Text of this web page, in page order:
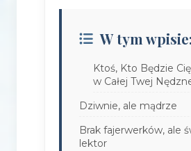
W tym wpisie:
Ktoś, Kto Będzie
w Całej Twej
Dziwnie, ale mądrze
Brak fajerwerków, ale
lektor